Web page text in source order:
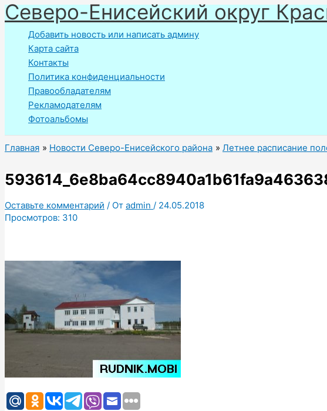
Перейти
к
содержимому
Северо-Енисейский округ
Добавить новость или написать админу
Карта сайта
Контакты
Политика конфиденциальности
Правообладателям
Рекламодателям
Фотоальбомы
Главная Новости Северо-Енисейского района Летнее расписание
Оставьте комментарий / От admin / 24.05.2018
Просмотров: 310